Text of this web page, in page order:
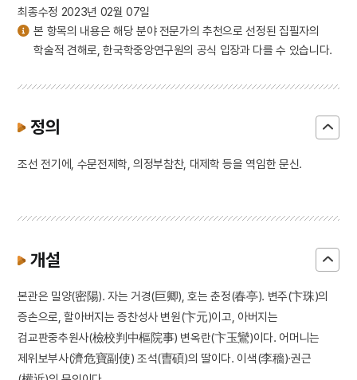
최종수정 2023년 02월 07일
본 항목의 내용은 해당 분야 전문가의 추천으로 선정된 집필자의
학술적 견해로, 한국학중앙연구원의 공식 입장과 다를 수 있습니다.
정의
조선 전기에, 수문전제학, 의정부참찬, 대제학 등을 역임한 문신.
개설
본관은 밀양(密陽). 자는 거경(巨卿), 호는 춘정(春亭). 변주(卞珠)의
증손으로, 할아버지는 증찬성사 변원(卞元)이고, 아버지는
검교판중추원사(檢校判中樞院事) 변옥란(卞玉鸞)이다. 어머니는
제위보부사(濟危寶副使) 조석(曺碩)의 딸이다. 이색(李穡)·권근